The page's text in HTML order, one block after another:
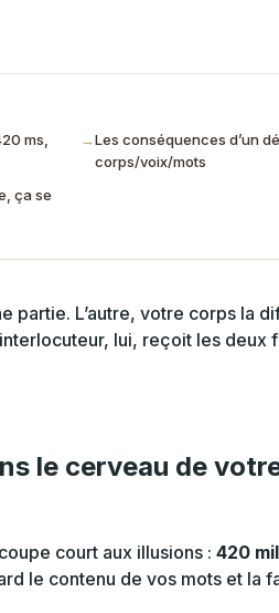
ms,
→Les conséquences d’un
corps/voix/mots
ça se
partie. L’autre, votre corps la
lui, reçoit les deux
le cerveau de
court aux illusions : 420
le contenu de vos mots et la